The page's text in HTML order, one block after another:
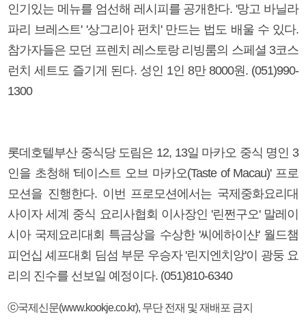
인기있는 메뉴를 엄선해 레시피를 공개한다. '망고 바닐라
파리 브레스트' '상그리아 펀치' 만드는 법도 배울 수 있다.
참가자들은 모던 프렌치 레스토랑 리빙룸의 스페셜 3코스
런치 세트도 즐기게 된다. 성인 1인 8만 8000원. (051)990-
1300
롯데호텔부산 중식당 도림은 12, 13일 마카오 중식 명인 3
인을 초청해 '테이스트 오브 마카오(Taste of Macau)' 프로
모션을 진행한다. 이번 프로모션에서는 국제중화요리대
사이자 세계 중식 요리사협회 이사장인 '린쩐구오' 말레이
시아 국제요리대회 특금상을 수상한 '씨에하이샨' 월드챔
피언십 셰프대회 딤섬 부문 우승자 '린지엔치앙'이 광둥 요
리의 진수를 선보일 예정이다. (051)810-6340
ⓒ국제신문(www.kookje.co.kr), 무단 전재 및 재배포 금지